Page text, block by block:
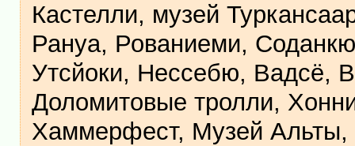
Кастелли, музей
Рануа, Рованиеми,
Утсйоки, Нессебю, Вадсё,
Доломитовые тролли,
Хаммерфест, Музей Альты,